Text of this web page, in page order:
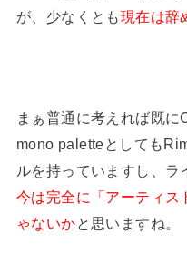
が、少なくとも現在は辞
まぁ普通に考えれば既に
mono paletteとしても
ルを持っていますし、ラ
今は完全に「アーティス
ゃないかと思いますね。